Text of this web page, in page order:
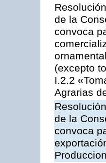
de la
convoca
(excepto
I.2.2
Agrarias
de la
convoca